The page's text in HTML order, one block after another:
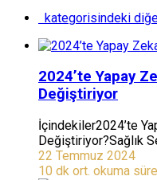
kategorisindeki
2024’te Yapay
Değiştiriyor
İçindekiler2024’te
Değiştiriyor?Sağlık
22 Temmuz 2024
10 dk ort. okuma